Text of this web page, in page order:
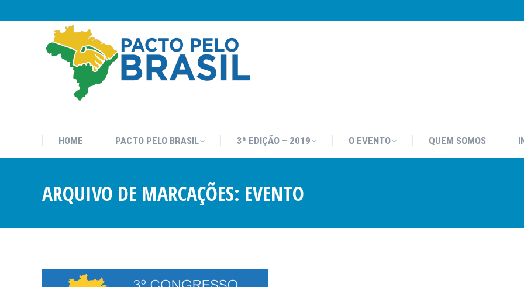
HOME PACTO PELO BRASIL 3ª EDIÇÃO – 2019 O EVENTO QUEM SOMOS
ARQUIVO DE MARCAÇÕES: EVENTO
HOME PACTO PELO BRASIL 3ª EDIÇÃO – 2019 O EVENTO QUEM SOMOS